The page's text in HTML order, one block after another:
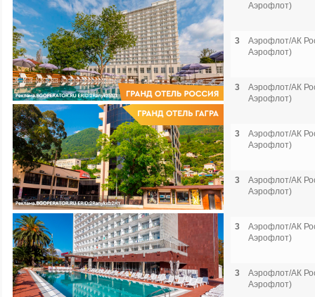
Аэрофлот)
3
Аэрофлот/АК
Аэрофлот)
3
Аэрофлот/АК
Аэрофлот)
3
Аэрофлот/АК
Аэрофлот)
3
Аэрофлот/АК
Аэрофлот)
3
Аэрофлот/АК
Аэрофлот)
3
Аэрофлот/АК
Аэрофлот)